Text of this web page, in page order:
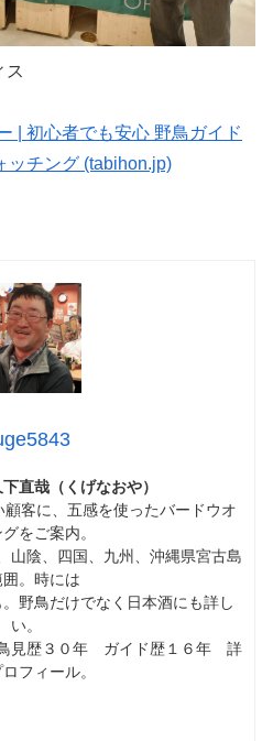
ス
| 初心者でも安心 野鳥ガイド
ッチング (tabihon.jp)
直哉（くげなおや）
客に、五感を使ったバードウオ
をご案内。
山陰、四国、九州、沖縄県宮古島
囲。時には
野鳥だけでなく日本酒にも詳し
い。
見歴３０年 ガイド歴１６年 詳
フィール。